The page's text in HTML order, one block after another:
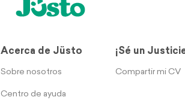
Acerca de Jüsto
Sobre nosotros
Centro de ayuda
¡Sé un
Compartir mi CV